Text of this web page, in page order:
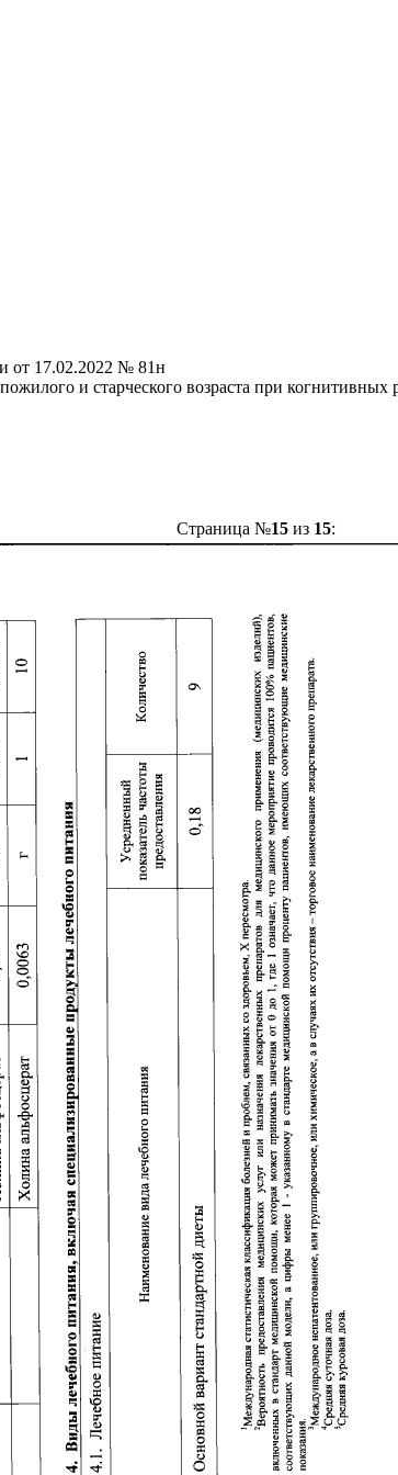
от 17.02.2022 № 81н
и старческого возраста при когнитивных
Страница №15из 15: